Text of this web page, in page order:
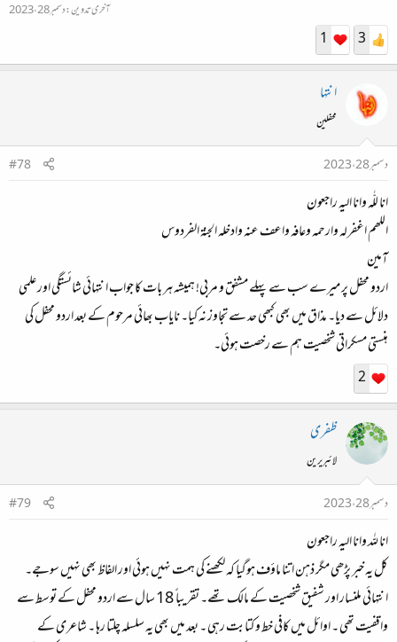
آخری تدوین:دسمبر 28، 2023
3
1
انتہا
محفلین
دسمبر 28، 2023
#78
انا للّٰہ وانا الیہ راجعون
اللھم اغفرله وارحمہ وعافہ واعف عنہ وادخلہ الجنۃ الفردوس
آمین
اردو محفل پر میرے سب سے پہلے مشفق و مربی! ہمیشہ ہر بات کا جواب انتہائی شائستگی اور علمی
دلائل سے دیا۔ مذاق میں بھی کبھی حد سے تجاوز نہ کیا۔ نایاب بھائی مرحوم کے بعد اردو محفل کی
ہنستی مسکراتی شخصیت ہم سے رخصت ہوئی۔
2
ظفری
لائبریرین
دسمبر 28، 2023
#79
انا للہ وانا الیہ راجعون
کل یہ خبر پڑھی مگر ذہن اتنا ماؤف ہوگیا کہ لکھنے کی ہمت نہیں ہوئی اور الفاظ بھی نہیں سوجے۔
انتہائی ملنسار اور شفیق شخصیت کے مالک تھے۔ تقریبا ً 18 سال سے اردو محفل کے توسط سے
واقفیت تھی ۔ اوائل میں کافی خط و کتابت رہی ۔ بعد میں بھی یہ سلسلہ چلتا رہا ۔ شاعری کے